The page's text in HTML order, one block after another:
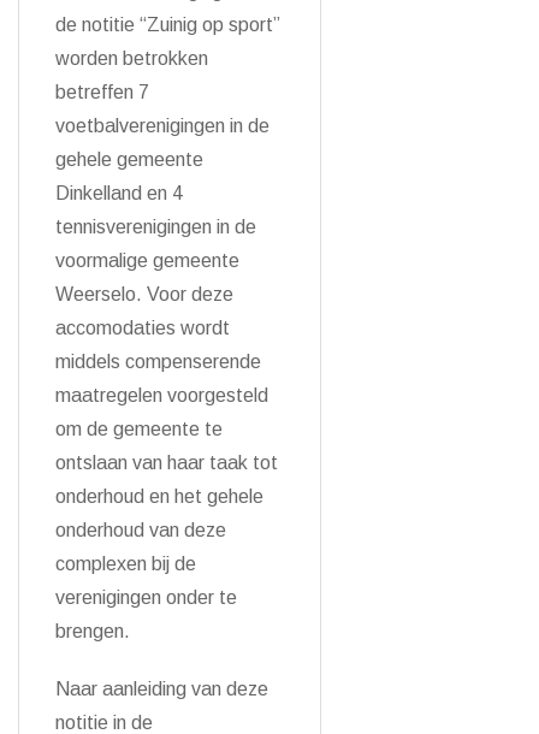
de notitie “Zuinig op sport”
worden betrokken
betreffen 7
voetbalverenigingen in de
gehele gemeente
Dinkelland en 4
tennisverenigingen in de
voormalige gemeente
Weerselo. Voor deze
accomodaties wordt
middels compenserende
maatregelen voorgesteld
om de gemeente te
ontslaan van haar taak tot
onderhoud en het gehele
onderhoud van deze
complexen bij de
verenigingen onder te
brengen.
Naar aanleiding van deze
notitie in de